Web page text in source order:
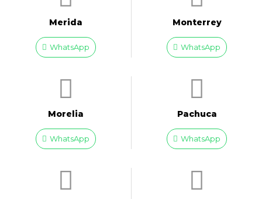
Merida
WhatsApp
Monterrey
WhatsApp
Morelia
WhatsApp
Pachuca
WhatsApp